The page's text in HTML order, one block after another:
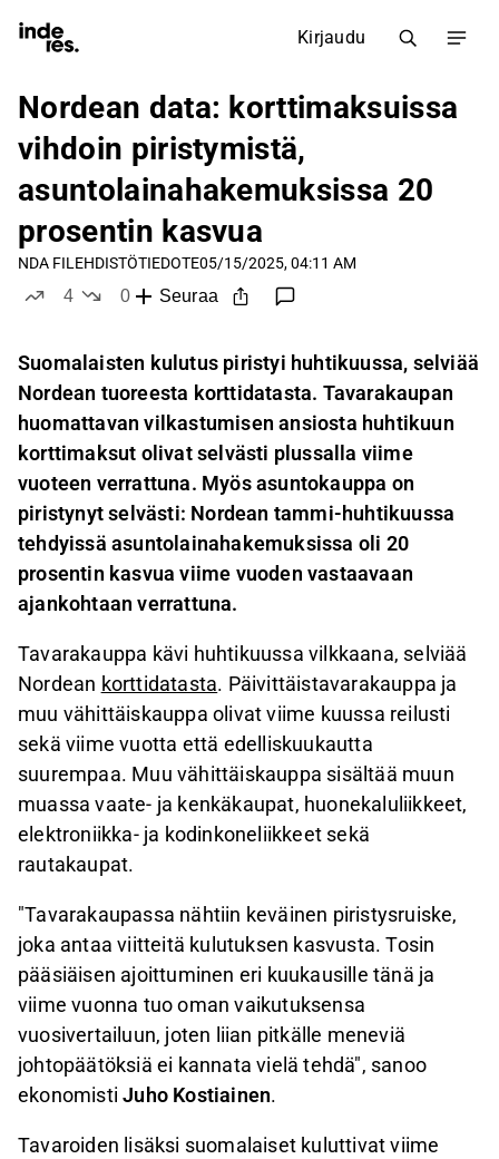
Kirjaudu
Nordean data: korttimaksuissa
vihdoin piristymistä,
asuntolainahakemuksissa 20
prosentin kasvua
NDA FILEHDISTÖTIEDOTE05/15/2025, 04:11 AM
4
0
Seuraa
Suomalaisten kulutus piristyi huhtikuussa, selviää
Nordean tuoreesta korttidatasta. Tavarakaupan
huomattavan vilkastumisen ansiosta huhtikuun
korttimaksut olivat selvästi plussalla viime
vuoteen verrattuna. Myös asuntokauppa on
piristynyt selvästi: Nordean tammi-huhtikuussa
tehdyissä asuntolainahakemuksissa oli 20
prosentin kasvua viime vuoden vastaavaan
ajankohtaan verrattuna.
Tavarakauppa kävi huhtikuussa vilkkaana, selviää
Nordean korttidatasta. Päivittäistavarakauppa ja
muu vähittäiskauppa olivat viime kuussa reilusti
sekä viime vuotta että edelliskuukautta
suurempaa. Muu vähittäiskauppa sisältää muun
muassa vaate- ja kenkäkaupat, huonekaluliikkeet,
elektroniikka- ja kodinkoneliikkeet sekä
rautakaupat.
"Tavarakaupassa nähtiin keväinen piristysruiske,
joka antaa viitteitä kulutuksen kasvusta. Tosin
pääsiäisen ajoittuminen eri kuukausille tänä ja
viime vuonna tuo oman vaikutuksensa
vuosivertailuun, joten liian pitkälle meneviä
johtopäätöksiä ei kannata vielä tehdä", sanoo
ekonomistiJuho Kostiainen.
Tavaroiden lisäksi suomalaiset kuluttivat viime